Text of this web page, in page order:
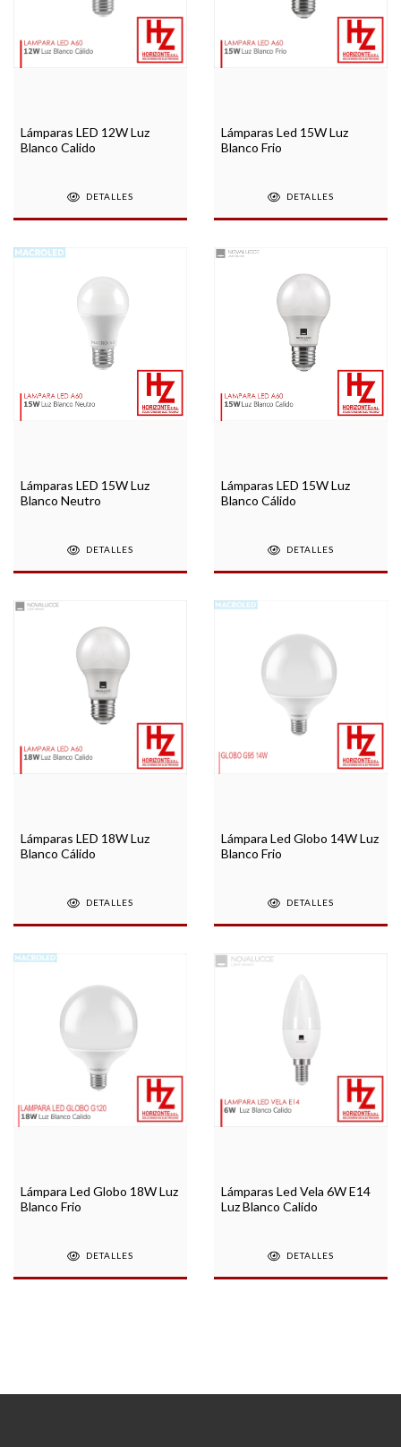
Lámparas LED 12W Luz
Blanco Calido
DETALLES
Lámparas Led 15W Luz
Blanco Frio
DETALLES
Lámparas LED 15W Luz
Blanco Neutro
DETALLES
Lámparas LED 15W Luz
Blanco Cálido
DETALLES
Lámparas LED 18W Luz
Blanco Cálido
DETALLES
Lámpara Led Globo 14W Luz
Blanco Frio
DETALLES
Lámpara Led Globo 18W Luz
Blanco Frio
DETALLES
Lámparas Led Vela 6W E14
Luz Blanco Calido
DETALLES